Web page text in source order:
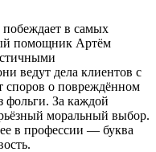
в самых
помощник Артём
ведут дела клиентов с
о повреждённом
фольги. За каждой
моральный выбор.
в профессии — буква